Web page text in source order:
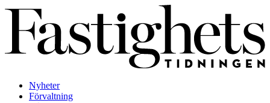
Skip
content
Nyheter
Förvaltning